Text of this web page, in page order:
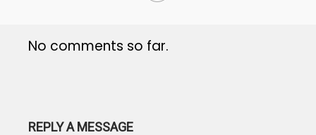
No comments so far.
REPLY A MESSAGE